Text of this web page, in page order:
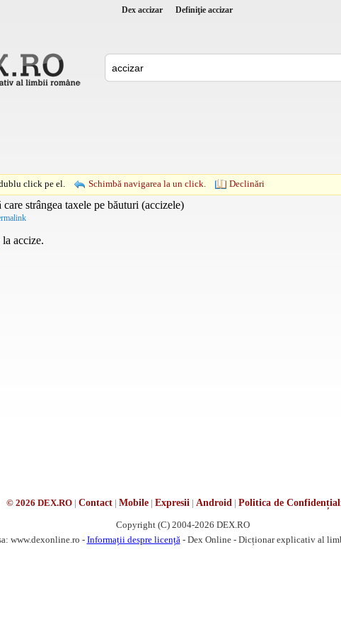
Dex accizar Definiţie accizar
click pe el. Schimbă navigarea la un click. Declinări
care strângea taxele pe băuturi (accizele)
accize.
© 2026 DEX.RO| Contact| Mobile| Expresii | Android | Politica de
Copyright (C) 2004-2026 DEX.RO
www.dexonline.ro - Informații despre licență - Dex Online - Dicționar explicativ al